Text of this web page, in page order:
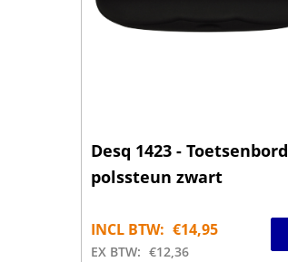
Desq 1423 - Toetsenbord
polssteun zwart
INCL BTW: €14,95
EX BTW: €12,36